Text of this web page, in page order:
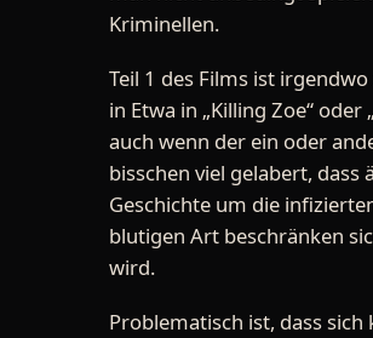
Kriminellen.
Teil 1 des Films ist
in Etwa in „Killing Zoe“
auch wenn der ein oder
bisschen viel gelabert, dass
Geschichte um die
blutigen Art beschränken
wird.
Problematisch ist, dass